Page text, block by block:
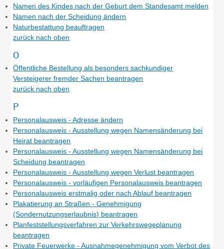
Namen des Kindes nach der Geburt dem Standesamt melden
Namen nach der Scheidung ändern
Naturbestattung beauftragen
zurück nach oben
O
Öffentliche Bestellung als besonders sachkundiger
Versteigerer fremder Sachen beantragen
zurück nach oben
P
Personalausweis - Adresse ändern
Personalausweis - Ausstellung wegen Namensänderung bei
Heirat beantragen
Personalausweis - Ausstellung wegen Namensänderung bei
Scheidung beantragen
Personalausweis - Ausstellung wegen Verlust beantragen
Personalausweis - vorläufigen Personalausweis beantragen
Personalausweis erstmalig oder nach Ablauf beantragen
Plakatierung an Straßen - Genehmigung
(Sondernutzungserlaubnis) beantragen
Planfeststellungsverfahren zur Verkehrswegeplanung
beantragen
Private Feuerwerke - Ausnahmegenehmigung vom Verbot des